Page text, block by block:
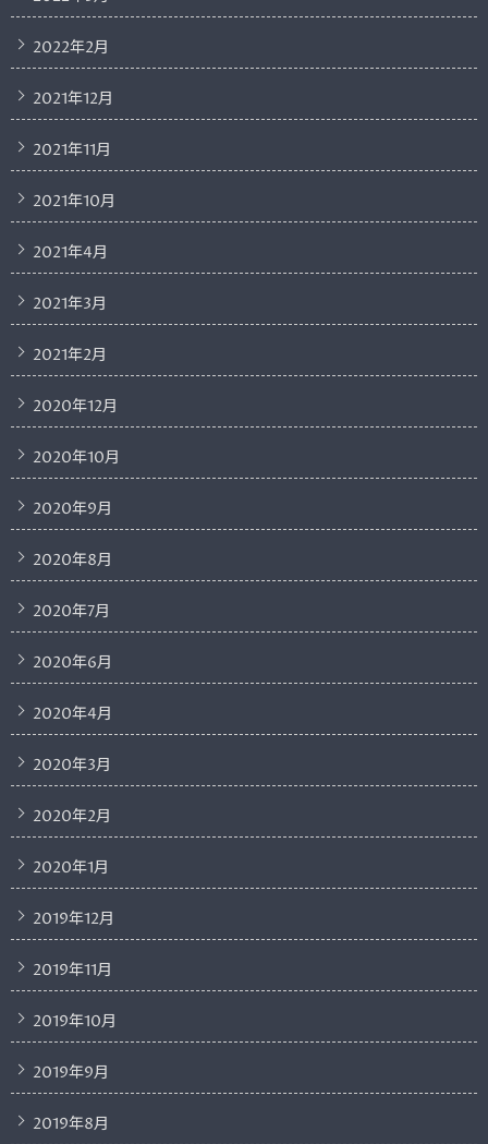
2022年2月
2021年12月
2021年11月
2021年10月
2021年4月
2021年3月
2021年2月
2020年12月
2020年10月
2020年9月
2020年8月
2020年7月
2020年6月
2020年4月
2020年3月
2020年2月
2020年1月
2019年12月
2019年11月
2019年10月
2019年9月
2019年8月